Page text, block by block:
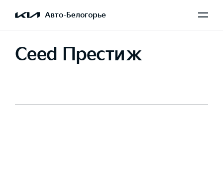
Авто-Белогорье
Ceed Престиж